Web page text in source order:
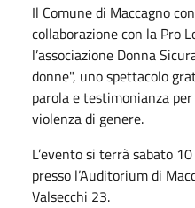
Il Comune di Maccagno
collaborazione con la Pro
l’associazione Donna
donne", uno spettacolo
parola e testimonianza
violenza di genere.
L’evento si terrà sabato
presso l’Auditorium di
Valsecchi 23.